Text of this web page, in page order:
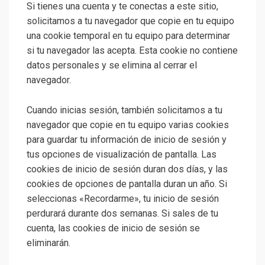
Si tienes una cuenta y te conectas a este sitio,
solicitamos a tu navegador que copie en tu equipo
una cookie temporal en tu equipo para determinar
si tu navegador las acepta. Esta cookie no contiene
datos personales y se elimina al cerrar el
navegador.
Cuando inicias sesión, también solicitamos a tu
navegador que copie en tu equipo varias cookies
para guardar tu información de inicio de sesión y
tus opciones de visualización de pantalla. Las
cookies de inicio de sesión duran dos días, y las
cookies de opciones de pantalla duran un año. Si
seleccionas «Recordarme», tu inicio de sesión
perdurará durante dos semanas. Si sales de tu
cuenta, las cookies de inicio de sesión se
eliminarán.